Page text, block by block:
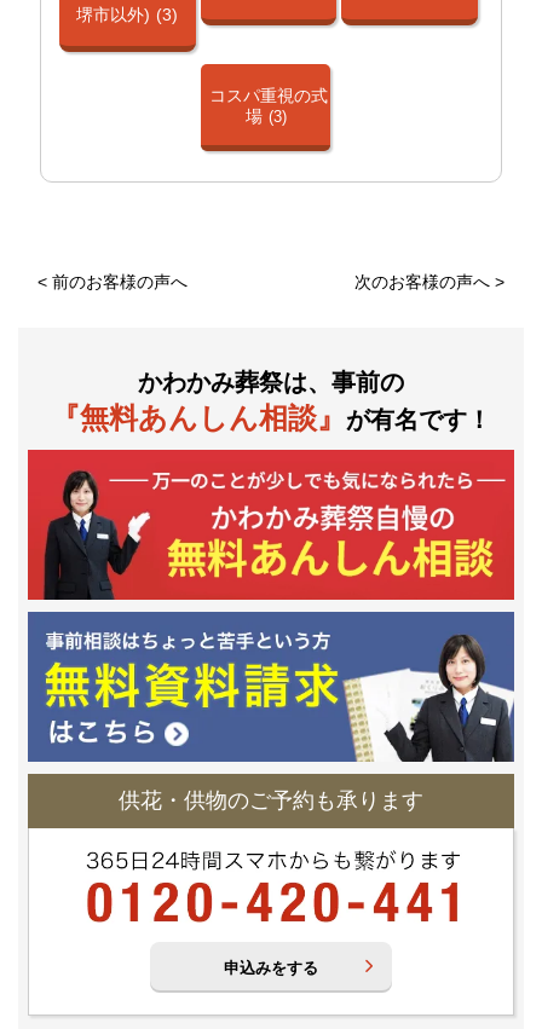
堺市以外) (3)
コスパ重視の式
場 (3)
<前のお客様の声へ 次のお客様の声へ>
かわかみ葬祭は、事前の
『無料あんしん相談』 が有名です！
供花・供物のご予約も承ります
申込みをする